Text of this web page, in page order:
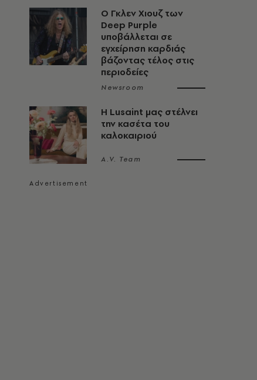
O Γκλεν Χιουζ των
Deep Purple
υποβάλλεται σε
εγχείρηση καρδιάς
βάζοντας τέλος στις
περιοδείες
Newsroom
Η Lusaint μας στέλνει
την κασέτα του
καλοκαιριού
A.V. Team